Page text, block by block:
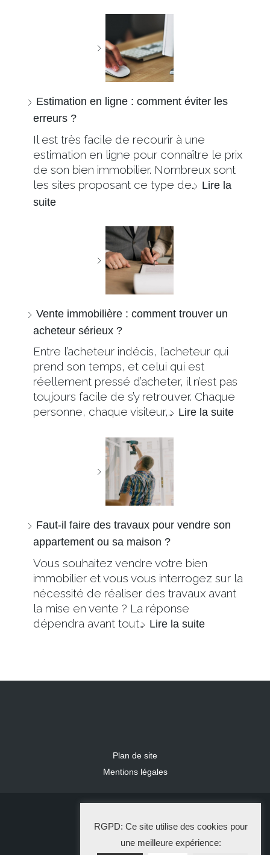
Estimation en ligne : comment éviter les
erreurs ?
Il est très facile de recourir à une
estimation en ligne pour connaître le prix
de son bien immobilier. Nombreux sont
les sites proposant ce type de… Lire la
suite
Vente immobilière : comment trouver un
acheteur sérieux ?
Entre l’acheteur indécis, l’acheteur qui
prend son temps, et celui qui est
réellement pressé d’acheter, il n’est pas
toujours facile de s’y retrouver. Chaque
personne, chaque visiteur,… Lire la suite
Faut-il faire des travaux pour vendre son
appartement ou sa maison ?
Vous souhaitez vendre votre bien
immobilier et vous vous interrogez sur la
nécessité de réaliser des travaux avant
la mise en vente ? La réponse
dépendra avant tout… Lire la suite
Plan de site
Mentions légales
La Solution Immo
RGPD: Ce site utilise des cookies pour
une meilleure expérience: